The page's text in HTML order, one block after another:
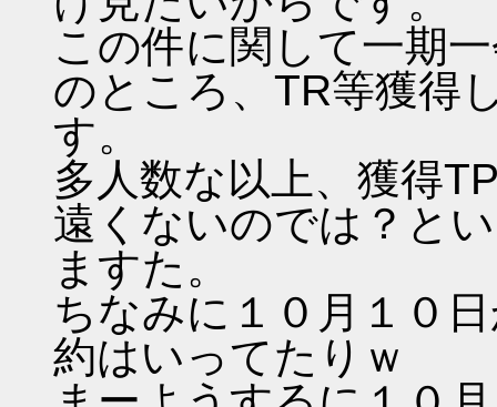
この件に関して一期
のところ、TR等獲得
す。
多人数な以上、獲得
遠くないのでは？と
ますた。
ちなみに１０月１０
約はいってたりｗ